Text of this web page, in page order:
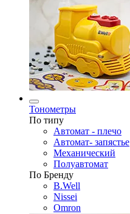
Тонометры
По типу
Автомат - плечо
Автомат- запястье
Механический
Полуавтомат
По Бренду
B.Well
Nissei
Omron